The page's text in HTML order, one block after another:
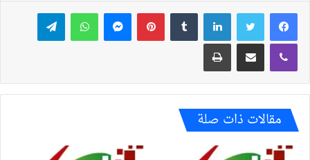
فيسبوك تويتر لينكدإن بينتيريستماسنجر واتساب تيلقرام
ڤايبر مشاركة عبر البريد طباعة
مقالات ذات صلة